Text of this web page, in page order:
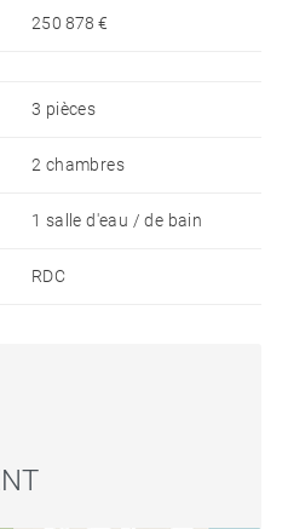
250 878 €
3 pièces
2 chambres
1 salle d'eau / de bain
RDC